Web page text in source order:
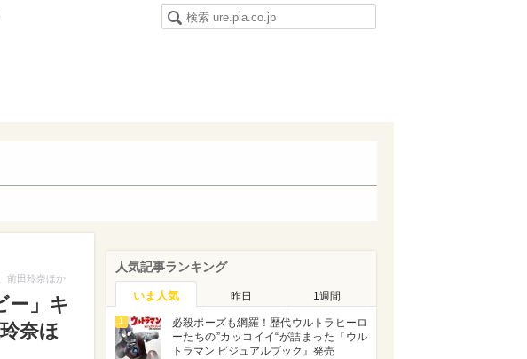
前田玲奈ほか
ー」キ
奈ほ
人気記事ランキング
いま人気 昨日 1週間
1
必殺ポーズも網羅！歴代ウルトラヒーロ
ーたちの”カッコイイ“が詰まった『ウル
トラマン ビジュアルブック』発売